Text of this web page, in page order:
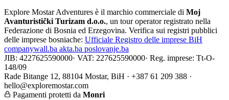
Explore Mostar Adventures è il marchio commerciale di Moj
Avanturistički Turizam d.o.o., un tour operator registrato nella
Federazione di Bosnia ed Erzegovina. Verifica sui registri pubblici
delle imprese bosniache: Ufficiale Registro delle imprese BiH
companywall.ba akta.ba poslovanje.ba
JIB: 4227625590000· VAT: 227625590000· Reg. imprese: Tt-O-
148/09
Rade Bitange 12, 88104 Mostar, BiH · +387 61 209 388 ·
hello@exploremostar.com
Pagamenti protetti da Monri